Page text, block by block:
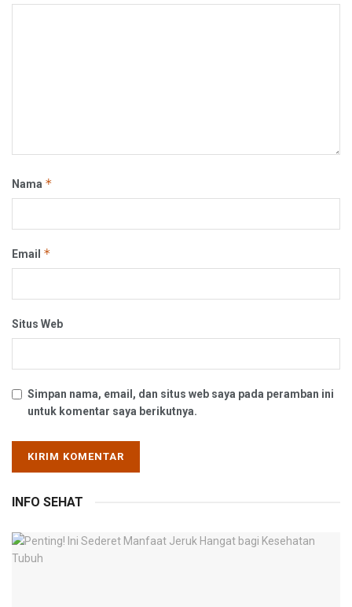
Nama *
Email *
Situs Web
Simpan nama, email, dan situs web saya pada peramban ini
untuk komentar saya berikutnya.
INFO SEHAT